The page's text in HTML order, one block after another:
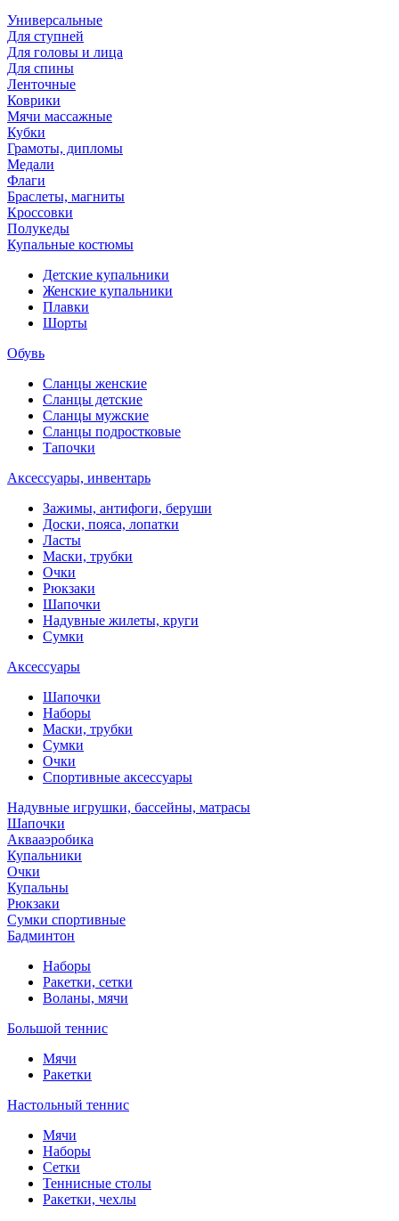
Универсальные
Для ступней
Для головы и лица
Для спины
Ленточные
Коврики
Мячи массажные
Кубки
Грамоты, дипломы
Медали
Флаги
Браслеты, магниты
Кроссовки
Полукеды
Купальные костюмы
Детские купальники
Женские купальники
Плавки
Шорты
Обувь
Сланцы женские
Сланцы детские
Сланцы мужские
Сланцы подростковые
Тапочки
Аксессуары, инвентарь
Зажимы, антифоги, беруши
Доски, пояса, лопатки
Ласты
Маски, трубки
Очки
Рюкзаки
Шапочки
Надувные жилеты, круги
Сумки
Аксессуары
Шапочки
Наборы
Маски, трубки
Сумки
Очки
Спортивные аксессуары
Надувные игрушки, бассейны, матрасы
Шапочки
Аквааэробика
Купальники
Очки
Купальны
Рюкзаки
Сумки спортивные
Бадминтон
Наборы
Ракетки, сетки
Воланы, мячи
Большой теннис
Мячи
Ракетки
Настольный теннис
Мячи
Наборы
Сетки
Теннисные столы
Ракетки, чехлы